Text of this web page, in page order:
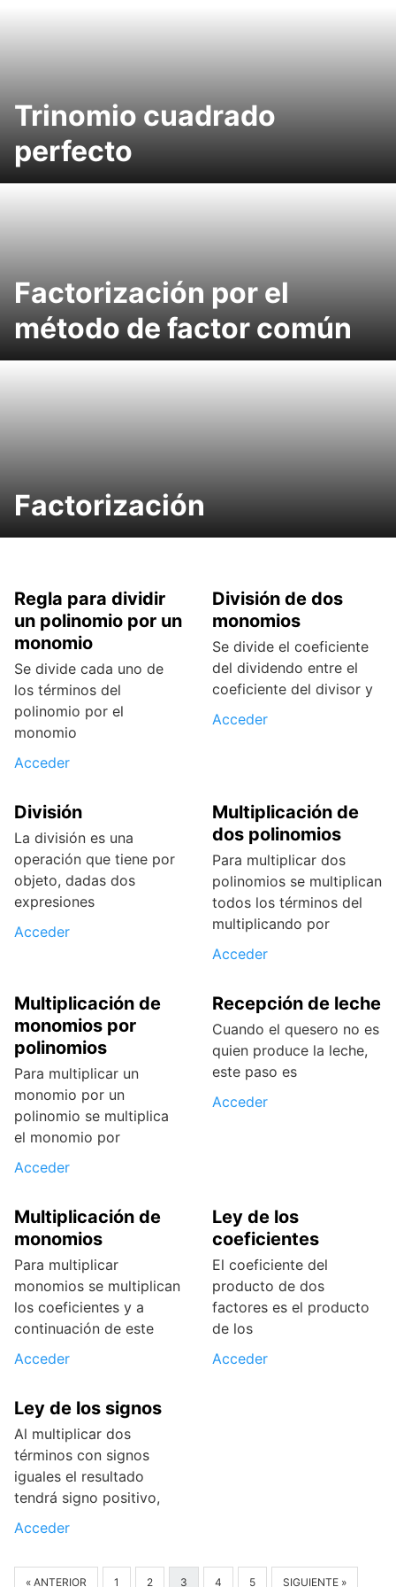
Trinomio cuadrado
perfecto
Factorización por el
método de factor común
Factorización
Regla para dividir
un polinomio por un
monomio
Se divide cada uno de
los términos del
polinomio por el
monomio
Acceder
División de dos
monomios
Se divide el coeficiente
del dividendo entre el
coeficiente del divisor y
Acceder
División
La división es una
operación que tiene por
objeto, dadas dos
expresiones
Acceder
Multiplicación de
dos polinomios
Para multiplicar dos
polinomios se multiplican
todos los términos del
multiplicando por
Acceder
Multiplicación de
monomios por
polinomios
Para multiplicar un
monomio por un
polinomio se multiplica
el monomio por
Acceder
Recepción de leche
Cuando el quesero no es
quien produce la leche,
este paso es
Acceder
Multiplicación de
monomios
Para multiplicar
monomios se multiplican
los coeficientes y a
continuación de este
Acceder
Ley de los
coeficientes
El coeficiente del
producto de dos
factores es el producto
de los
Acceder
Ley de los signos
Al multiplicar dos
términos con signos
iguales el resultado
tendrá signo positivo,
Acceder
« ANTERIOR 1 2 3 4 5 SIGUIENTE »